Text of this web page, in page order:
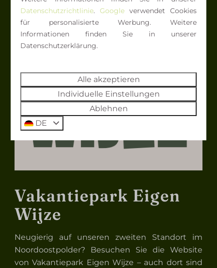
Vakantiepark Eigen
Wijze
Neugierig auf unseren zweiten Standort im
Noordoostpolder? Besuchen Sie die Website
von Vakantiepark Eigen Wijze – auch dort sind
Datenschutzrichtlinie.Google verwendet Cookies
für personalisierte Werbung. Weitere
Informationen finden Sie in unserer
Datenschutzerklärung.
Alle akzeptieren
Individuelle Einstellungen
Ablehnen
DE